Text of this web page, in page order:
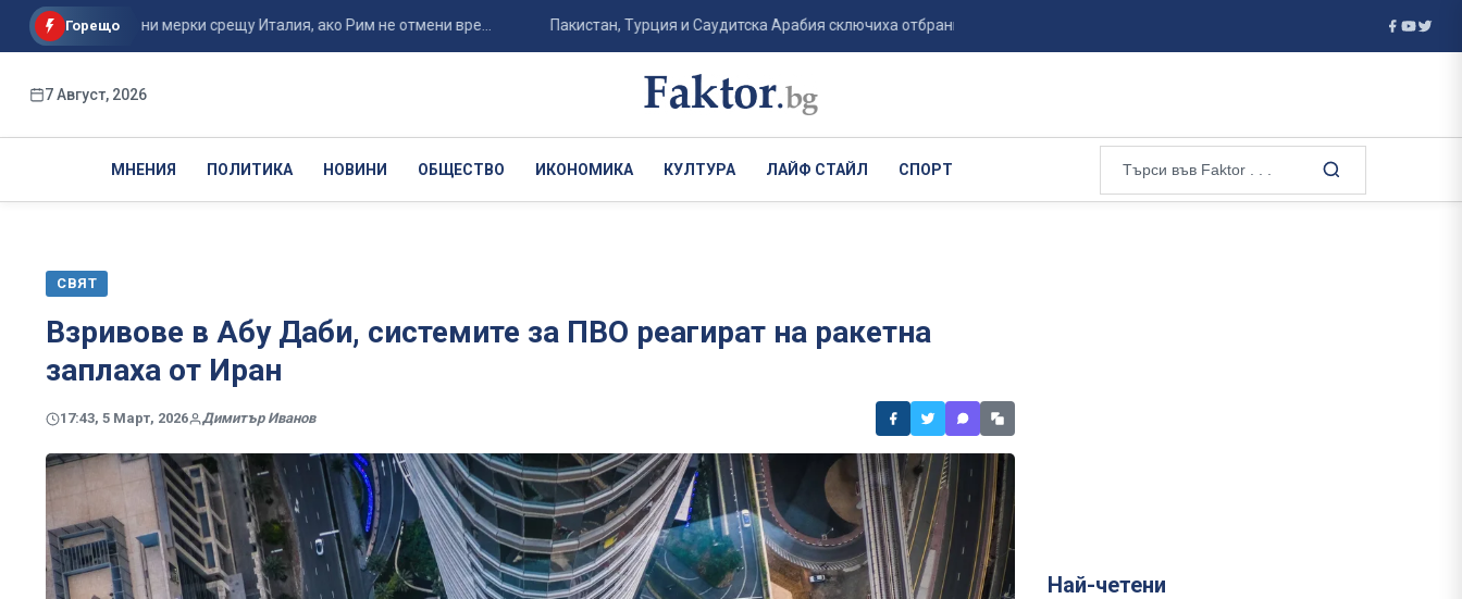
Горещомерки срещу Италия, ако Рим не отмени вре... Пакистан, Турция и Саудитска Арабия сключиха отбранителен пакт с клауза като чл.... Дронове атакуват Крим вече половин
7 Август, 2026
МНЕНИЯ ПОЛИТИКА НОВИНИ ОБЩЕСТВО ИКОНОМИКА КУЛТУРА ЛАЙФ СТАЙЛ СПОРТ
СВЯТ
Взривове в Абу Даби, системите за ПВО реагират на ракетна
заплаха от Иран
17:43, 5 Март, 2026 Димитър Иванов
Най-четени